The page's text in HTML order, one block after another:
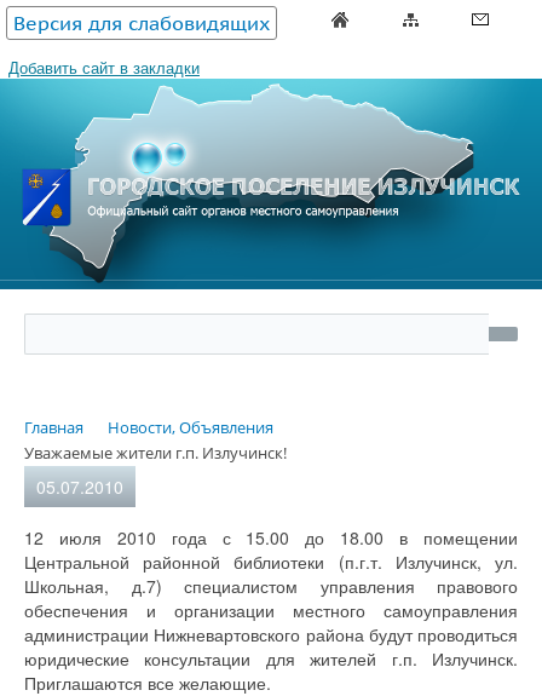
Версия для слабовидящих
Добавить сайт в закладки
Главная
Новости, Объявления
Уважаемые жители г.п. Излучинск!
05.07.2010
12 июля 2010 года с 15.00 до 18.00 в помещении
Центральной районной библиотеки (п.г.т. Излучинск, ул.
Школьная, д.7) специалистом управления правового
обеспечения и организации местного самоуправления
администрации Нижневартовского района будут проводиться
юридические консультации для жителей г.п. Излучинск.
Приглашаются все желающие.